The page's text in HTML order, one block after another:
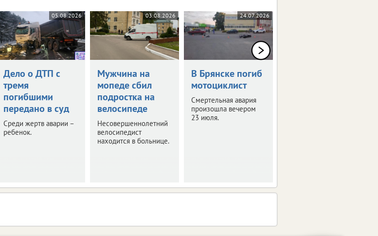
05.08.2026
Дело о ДТП с
тремя
погибшими
передано в суд
Среди жертв аварии –
ребенок.
03.08.2026
Мужчина на
мопеде сбил
подростка на
велосипеде
Несовершеннолетний
велосипедист
находится в больнице.
24.07.2026
В Брянске погиб
мотоциклист
Смертельная авария
произошла вечером
23 июля.